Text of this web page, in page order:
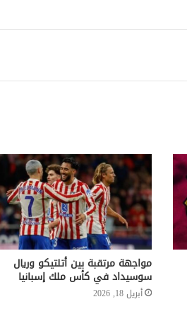
مواجهة مرتقبة بين أتلتيكو وريال
سوسيداد في كأس ملك إسبانيا
أبريل 18, 2026